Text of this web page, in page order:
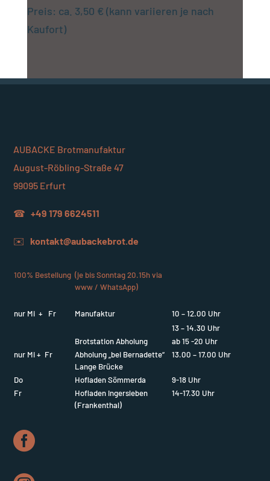
Preis: ca. 3,50 € (kann variieren je nach
Kaufort)
AUBACKE Brotmanufaktur
August-Röbling-Straße 47
99095 Erfurt
☎+49 179 6624511
✉️kontakt@aubackebrot.de
100% Bestellung (je bis Sonntag 20.15h via
www / WhatsApp)
nur Mi + Fr Manufaktur
10 – 12.00 Uhr
13 – 14.30 Uhr
Brotstation Abholung
ab 15 -20 Uhr
nur Mi + Fr
Abholung „bei Bernadette“
Lange Brücke
13.00 – 17.00 Uhr
Do Hofladen Sömmerda
9-18 Uhr
Fr
Hofladen Ingersleben
(Frankenthal)
14-17.30 Uhr
